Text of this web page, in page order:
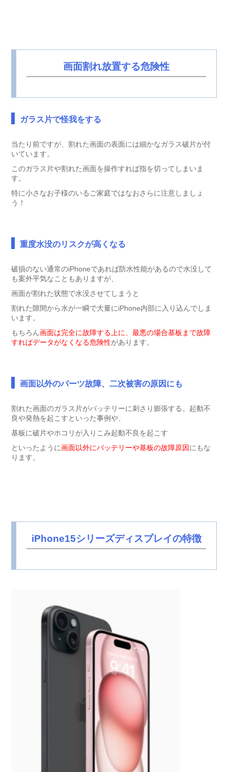
画面割れ放置する危険性
ガラス片で怪我をする
当たり前ですが、割れた画面の表面には細かなガラス破片が付
いています。
このガラス片や割れた画面を操作すれば指を切ってしまいま
す。
特に小さなお子様のいるご家庭ではなおさらに注意しましょ
う！
重度水没のリスクが高くなる
破損のない通常のiPhoneであれば防水性能があるので水没して
も案外平気なこともありますが、
画面が割れた状態で水没させてしまうと
割れた隙間から水が一瞬で大量にiPhone内部に入り込んでしま
います。
もちろん画面は完全に故障する上に、最悪の場合基板まで故障
すればデータがなくなる危険性があります。
画面以外のパーツ故障、二次被害の原因にも
割れた画面のガラス片がバッテリーに刺さり膨張する。起動不
良や発熱を起こすといった事例や、
基板に破片やホコリが入りこみ起動不良を起こす
といったように画面以外にバッテリーや基板の故障原因にもな
ります。
iPhone15シリーズディスプレイの特徴